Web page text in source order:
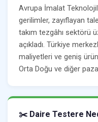
Avrupa İmalat
gerilimler, zayıflayan
takım tezgâhı sektörü
açıkladı. Türkiye
maliyetleri ve geniş
Orta Doğu ve diğer
✂️ Daire Testere